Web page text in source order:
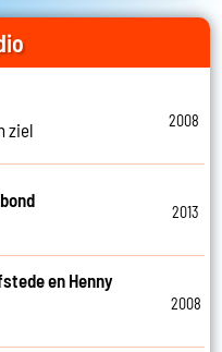
ziel
2008
2013
en Henny
2008